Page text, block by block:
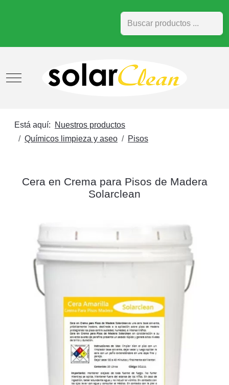
Buscar
Mobile Menu Toggle
Está aquí:
Nuestros productos
Químicos limpieza y aseo
Pisos
Cera en Crema para Pisos de Madera
Solarclean